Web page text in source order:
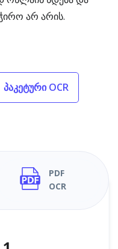
არ არის.
პაკეტური OCR
PDF
OCR